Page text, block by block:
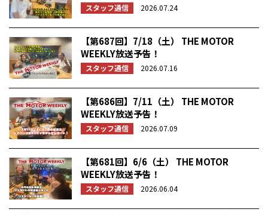
スタッフ通信 2026.07.24
【第687回】7/18（土） THE MOTOR
WEEKLY放送予告！
スタッフ通信 2026.07.16
【第686回】7/11（土） THE MOTOR
WEEKLY放送予告！
スタッフ通信 2026.07.09
【第681回】6/6（土） THE MOTOR
WEEKLY放送予告！
スタッフ通信 2026.06.04